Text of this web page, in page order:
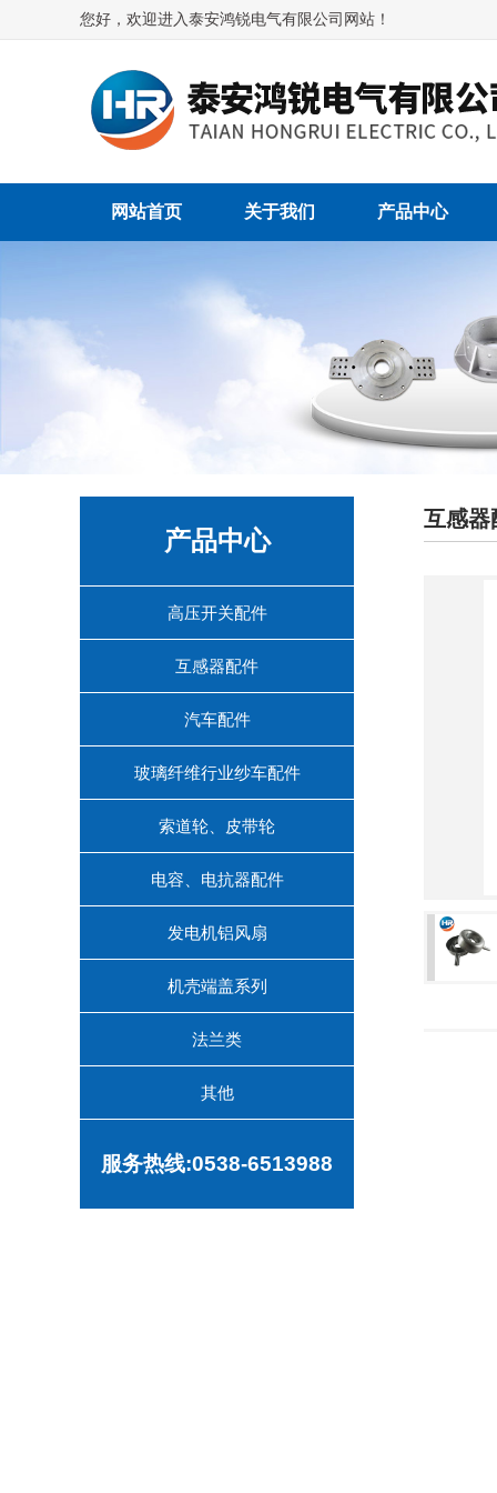
您好，欢迎进入泰安鸿锐电气有限公司网站！
网站首页 关于我们 产品中心
产品中心
高压开关配件
互感器配件
汽车配件
玻璃纤维行业纱车配件
索道轮、皮带轮
电容、电抗器配件
发电机铝风扇
机壳端盖系列
法兰类
其他
服务热线:0538-6513988
互感器